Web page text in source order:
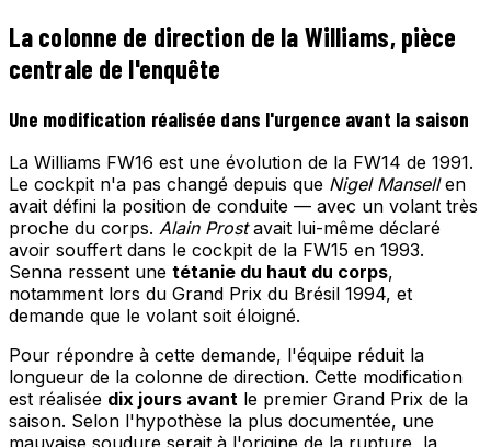
La colonne de direction de la Williams, pièce
centrale de l'enquête
Une modification réalisée dans l'urgence avant la saison
La Williams FW16 est une évolution de la FW14 de 1991.
Le cockpit n'a pas changé depuis que Nigel Mansellen
avait défini la position de conduite — avec un volant très
proche du corps. Alain Prostavait lui-même déclaré
avoir souffert dans le cockpit de la FW15 en 1993.
Senna ressent une tétanie du haut du corps,
notamment lors du Grand Prix du Brésil 1994, et
demande que le volant soit éloigné.
Pour répondre à cette demande, l'équipe réduit la
longueur de la colonne de direction. Cette modification
est réalisée dix jours avant le premier Grand Prix de la
saison. Selon l'hypothèse la plus documentée, une